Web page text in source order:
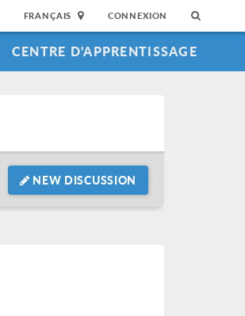
FRANÇAIS CONNEXION
CENTRE D'APPRENTISSAGE
NEW DISCUSSION